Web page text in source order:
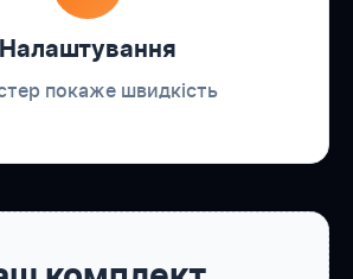
Налаштування
покаже швидкість